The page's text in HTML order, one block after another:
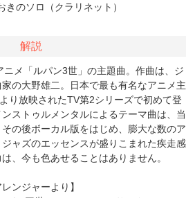
きのソロ（クラリネット）
解説
メ「ルパン3世」の主題曲。作曲は、ジ
の大野雄二。日本で最も有名なアニメ主
り放映されたTV第2シリーズで初めて登
ストゥルメンタルによるテーマ曲は、当
の後ボーカル版をはじめ、膨大な数のア
ャズのエッセンスが盛りこまれた疾走感
、今も色あせることはありません。
レンジャーより】